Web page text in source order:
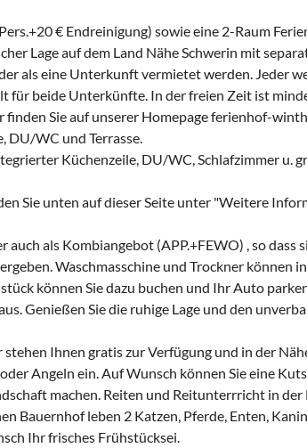
€ Endreinigung) sowie eine 2-Raum
Lage auf dem Land Nähe Schwerin mit
als eine Unterkunft vermietet werden. Jeder
für beide Unterkünfte. In der freien Zeit ist
Sie auf unserer Homepage ferienhof-
DU/WC und Terrasse.
Küchenzeile, DU/WC, Schlafzimmer u.
Sie unten auf dieser Seite unter "Weitere
als Kombiangebot (APP.+FEWO) , so dass
Waschmasschine und Trockner können
können Sie dazu buchen und Ihr Auto
Genießen Sie die ruhige Lage und den
Ihnen gratis zur Verfügung und in der
Angeln ein. Auf Wunsch können Sie eine
machen. Reiten und Reitunterrricht in der
Bauernhof leben 2 Katzen, Pferde, Enten,
Ihr frisches Frühstücksei.